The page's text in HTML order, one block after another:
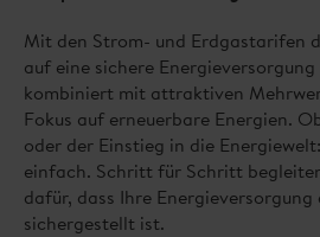
Mit den Strom- und Erdgastarifen
auf eine sichere
kombiniert mit attraktiven
Fokus auf erneuerbare Energien.
oder der Einstieg in die
einfach. Schritt für Schritt
dafür, dass Ihre Energieversorgung
sichergestellt ist.